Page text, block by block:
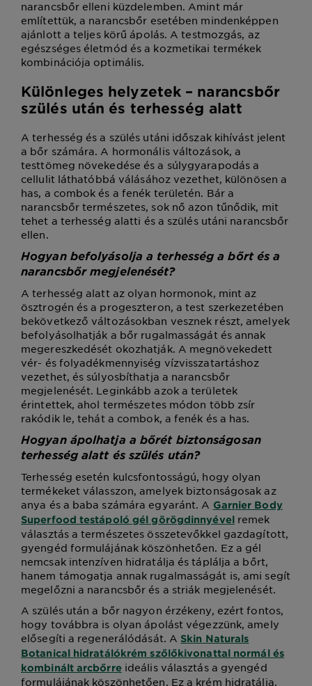
narancsbőr elleni küzdelemben. Amint már
említettük, a narancsbőr esetében mindenképpen
ajánlott a teljes körű ápolás. A testmozgás, az
egészséges életmód és a kozmetikai termékek
kombinációja optimális.
Különleges helyzetek – narancsbőr
szülés után és terhesség alatt
A terhesség és a szülés utáni időszak kihívást jelent
a bőr számára. A hormonális változások, a
testtömeg növekedése és a súlygyarapodás a
cellulit láthatóbbá válásához vezethet, különösen a
has, a combok és a fenék területén. Bár a
narancsbőr természetes, sok nő azon tűnődik, mit
tehet a terhesség alatti és a szülés utáni narancsbőr
ellen.
Hogyan befolyásolja a terhesség a bőrt és a
narancsbőr megjelenését?
A terhesség alatt az olyan hormonok, mint az
ösztrogén és a progeszteron, a test szerkezetében
bekövetkező változásokban vesznek részt, amelyek
befolyásolhatják a bőr rugalmasságát és annak
megereszkedését okozhatják. A megnövekedett
vér- és folyadékmennyiség vízvisszatartáshoz
vezethet, és súlyosbíthatja a narancsbőr
megjelenését. Leginkább azok a területek
érintettek, ahol természetes módon több zsír
rakódik le, tehát a combok, a fenék és a has.
Hogyan ápolhatja a bőrét biztonságosan
terhesség alatt és szülés után?
Terhesség esetén kulcsfontosságú, hogy olyan
termékeket válasszon, amelyek biztonságosak az
anya és a baba számára egyaránt. A Garnier Body
Superfood testápoló gél görögdinnyévelremek
választás a természetes összetevőkkel gazdagított,
gyengéd formulájának köszönhetően. Ez a gél
nemcsak intenzíven hidratálja és táplálja a bőrt,
hanem támogatja annak rugalmasságát is, ami segít
megelőzni a narancsbőr és a striák megjelenését.
A szülés után a bőr nagyon érzékeny, ezért fontos,
hogy továbbra is olyan ápolást végezzünk, amely
elősegíti a regenerálódását. A Skin Naturals
Botanical hidratálókrém szőlőkivonattal normál és
kombinált arcbőrreideális választás a gyengéd
formulájának köszönhetően. Ez a krém hidratálja,